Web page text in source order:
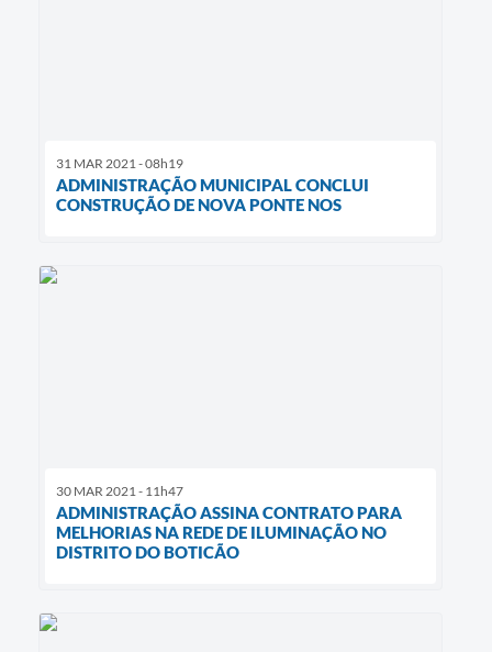
31 MAR 2021 - 08h19
ADMINISTRAÇÃO MUNICIPAL CONCLUI
CONSTRUÇÃO DE NOVA PONTE NOS
30 MAR 2021 - 11h47
ADMINISTRAÇÃO ASSINA CONTRATO PARA
MELHORIAS NA REDE DE ILUMINAÇÃO NO
DISTRITO DO BOTICÃO